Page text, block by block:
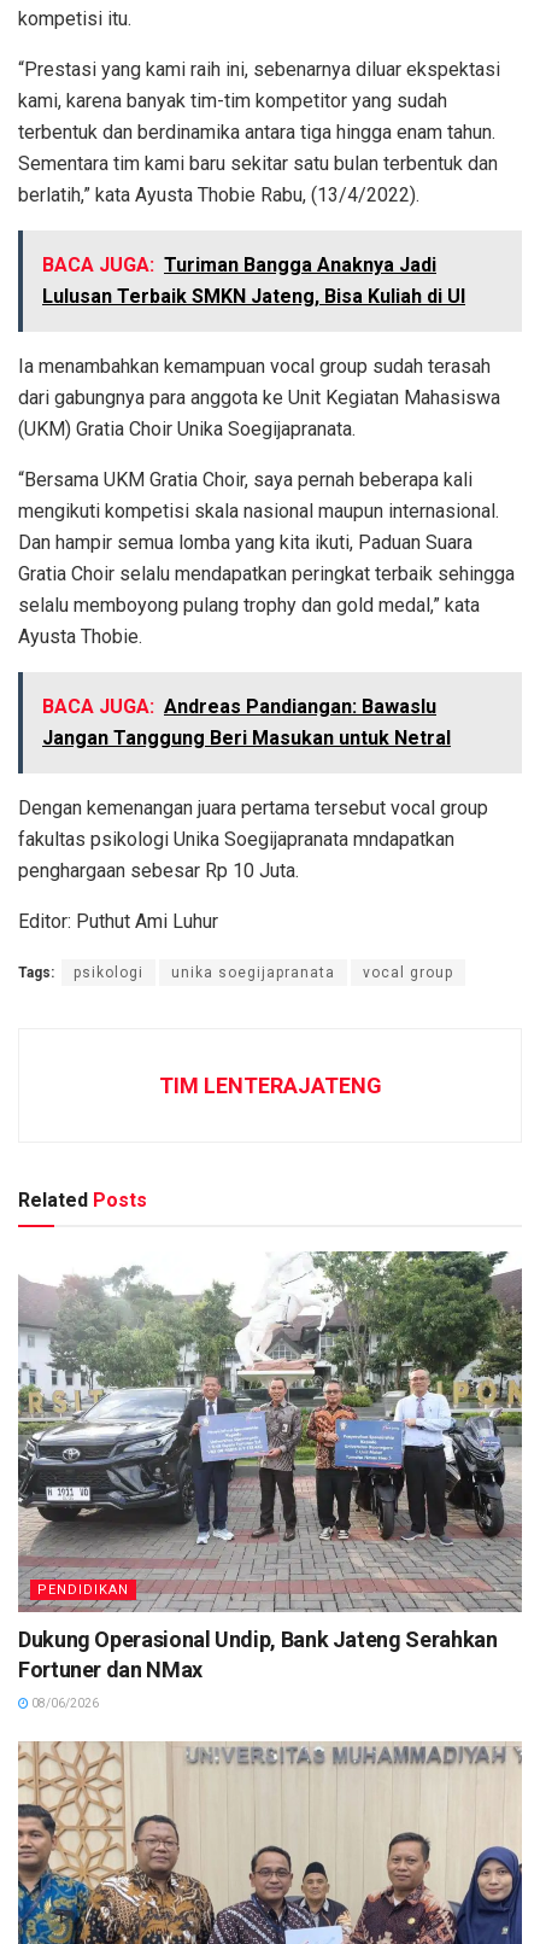
kompetisi itu.
“Prestasi yang kami raih ini, sebenarnya diluar ekspektasi
kami, karena banyak tim-tim kompetitor yang sudah
terbentuk dan berdinamika antara tiga hingga enam tahun.
Sementara tim kami baru sekitar satu bulan terbentuk dan
berlatih,” kata Ayusta Thobie Rabu, (13/4/2022).
BACA JUGA: Turiman Bangga Anaknya Jadi
Lulusan Terbaik SMKN Jateng, Bisa Kuliah di UI
Ia menambahkan kemampuan vocal group sudah terasah
dari gabungnya para anggota ke Unit Kegiatan Mahasiswa
(UKM) Gratia Choir Unika Soegijapranata.
“Bersama UKM Gratia Choir, saya pernah beberapa kali
mengikuti kompetisi skala nasional maupun internasional.
Dan hampir semua lomba yang kita ikuti, Paduan Suara
Gratia Choir selalu mendapatkan peringkat terbaik sehingga
selalu memboyong pulang trophy dan gold medal,” kata
Ayusta Thobie.
BACA JUGA: Andreas Pandiangan: Bawaslu
Jangan Tanggung Beri Masukan untuk Netral
Dengan kemenangan juara pertama tersebut vocal group
fakultas psikologi Unika Soegijapranata mndapatkan
penghargaan sebesar Rp 10 Juta.
Editor: Puthut Ami Luhur
Tags: psikologi unika soegijapranata vocal group
TIM LENTERAJATENG
Related Posts
PENDIDIKAN
Dukung Operasional Undip, Bank Jateng Serahkan
Fortuner dan NMax
08/06/2026